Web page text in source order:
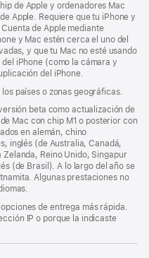
de Apple y ordenadores Mac
Apple. Requiere que tu iPhone y
de Apple mediante
y Mac estén cerca el uno del
y que tu Mac no esté usando
iPhone (como la cámara y
del iPhone.
países o zonas geográficas.
beta como actualización de
Mac con chip M1 o posterior con
en alemán, chino
inglés (de Australia, Canadá,
Zelanda, Reino Unido, Singapur
(de Brasil). A lo largo del año se
Algunas prestaciones no
de entrega más rápida.
IP o porque la indicaste